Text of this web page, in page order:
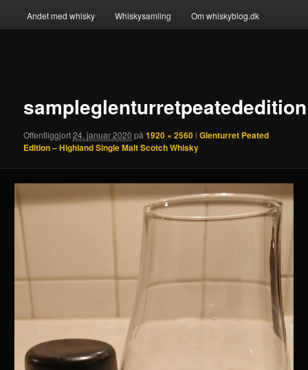
Andet med whisky Whiskysamling Om whiskyblog.dk
sampleglenturretpeatededition
Offentliggjort24. januar 2020 på1920 × 2560iGlenturret Peated
Edition – Highland Single Malt Scotch Whisky